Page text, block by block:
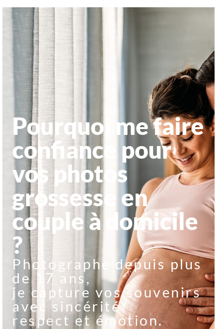
Pourquoi me faire
confiance pour
vos photos
grossesse en
couple à domicile
?
Photographe depuis plus
de 17 ans,
je capture vos souvenirs
avec sincérité
respect et émotion.